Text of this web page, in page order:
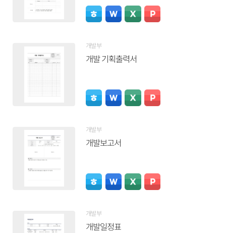
개발부
개발 기획출력서
개발부
개발보고서
개발부
개발일정표